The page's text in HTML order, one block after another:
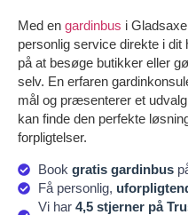
Med en gardinbus i
personlig service direkte i dit
på at besøge butikker eller
selv. En erfaren
mål og præsenterer et
kan finde den perfekte
forpligtelser.
Book gratis gardinbus
Få personlig,
Vi har 4,5 stjerner på